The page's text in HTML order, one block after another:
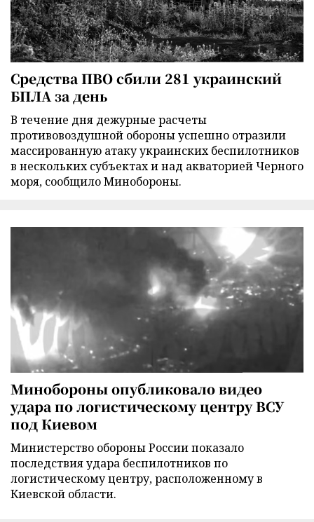
Средства ПВО сбили 281 украинский
БПЛА за день
В течение дня дежурные расчеты
противовоздушной обороны успешно отразили
массированную атаку украинских беспилотников
в нескольких субъектах и над акваторией Черного
моря, сообщило Минобороны.
Минобороны опубликовало видео
удара по логистическому центру ВСУ
под Киевом
Министерство обороны России показало
последствия удара беспилотников по
логистическому центру, расположенному в
Киевской области.